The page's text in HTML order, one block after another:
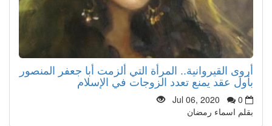
أروى القيروانية.. المرأة التي ألزمت أبا جعفر المنصور
بأول عقد يمنع تعدد الزوجات في الإسلام
Jul 06, 2020
0
بقلم اسماء رمضان